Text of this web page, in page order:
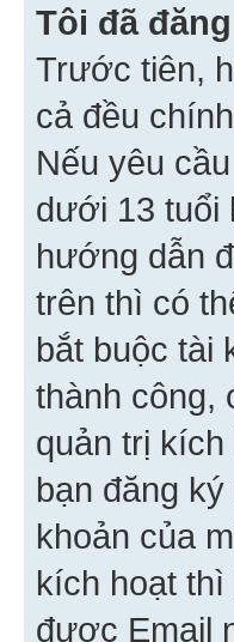
Tôi đã
Trước tiên,
cả đều
Nếu yêu
dưới 13 tuổi
hướng dẫn
trên thì có
bắt buộc tài
thành công,
quản trị
bạn đăng
khoản của
kích hoạt
được Email